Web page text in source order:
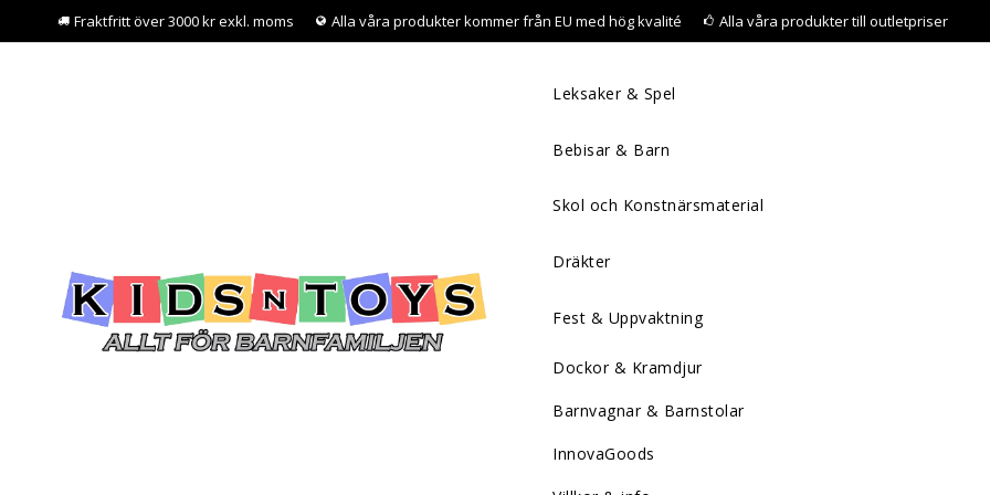
Fraktfritt över 3000 kr exkl. moms Alla våra produkter kommer från EU med hög kvalité Alla våra produkter till outletpriser
Leksaker & Spel
Bebisar & Barn
Skol och Konstnärsmaterial
Dräkter
Fest & Uppvaktning
Dockor & Kramdjur
Barnvagnar & Barnstolar
InnovaGoods